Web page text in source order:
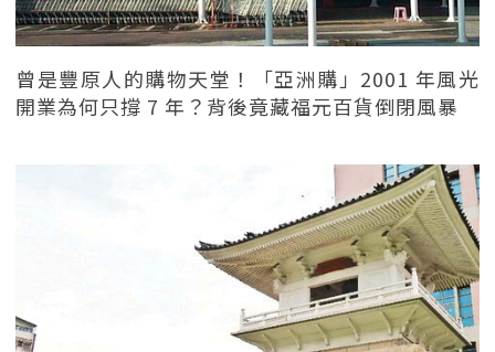
曾是豐原人的購物天堂！「亞洲購」2001 年風光
開業為何只撐 7 年？背後竟藏福元百貨倒閉風暴